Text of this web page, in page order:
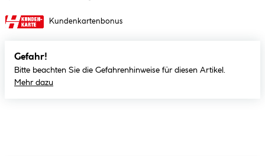
Kundenkartenbonus
Gefahr!
Bitte beachten Sie die Gefahrenhinweise für diesen Artikel.
Mehr dazu